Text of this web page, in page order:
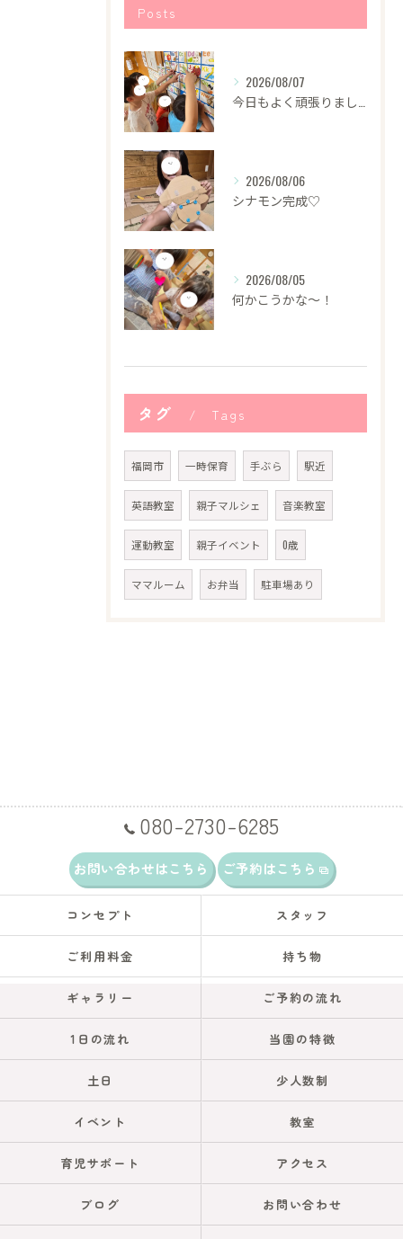
Posts
2026/08/07
2026/08/06
シナモン完成♡
2026/08/05
何かこうかな〜！
タグ Tags
福岡市 一時保育 手ぶら 駅近
英語教室 親子マルシェ 音楽教室
運動教室 親子イベント 0歳
ママルーム お弁当 駐車場あり
080-2730-6285
お問い合わせはこちら ご予約はこちら
コンセプト スタッフ
ご利用料金 持ち物
ギャラリー ご予約の流れ
1日の流れ 当園の特徴
土日 少人数制
イベント 教室
育児サポート アクセス
ブログ お問い合わせ